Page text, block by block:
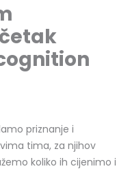
priznanje i
tima, za njihov
koliko ih cijenimo i